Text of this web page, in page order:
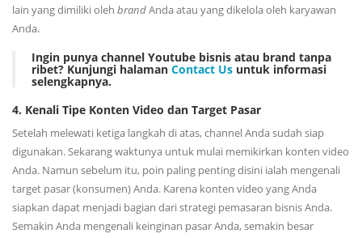
lain yang dimiliki oleh brandAnda atau yang dikelola oleh karyawan
Anda.
Ingin punya channel Youtube bisnis atau brand tanpa
ribet? Kunjungi halaman Contact Us untuk informasi
selengkapnya.
4. Kenali Tipe Konten Video dan Target Pasar
Setelah melewati ketiga langkah di atas, channel Anda sudah siap
digunakan. Sekarang waktunya untuk mulai memikirkan konten video
Anda. Namun sebelum itu, poin paling penting disini ialah mengenali
target pasar (konsumen) Anda. Karena konten video yang Anda
siapkan dapat menjadi bagian dari strategi pemasaran bisnis Anda.
Semakin Anda mengenali keinginan pasar Anda, semakin besar